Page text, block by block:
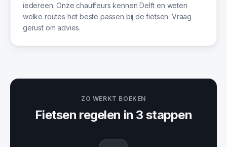
iedereen. Onze chauffeurs kennen Delft en weten
welke routes het beste passen bij de fietsen. Vraag
gerust om advies.
ZO WERKT BOEKEN
Fietsen regelen in 3 stappen